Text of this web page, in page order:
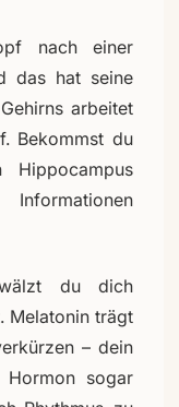
nach einer
das hat seine
arbeitet
Bekommst du
du dich
Melatonin trägt
– dein
Hormon sogar